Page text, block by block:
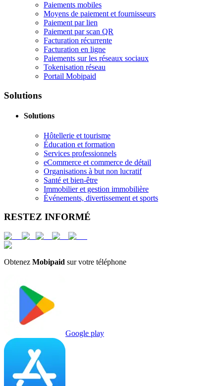
Paiements mobiles
Moyens de paiement et fournisseurs
Paiement par lien
Paiement par scan QR
Facturation récurrente
Facturation en ligne
Paiements sur les réseaux sociaux
Tokenisation réseau
Portail Mobipaid
Solutions
Solutions
Hôtellerie et tourisme
Éducation et formation
Services professionnels
eCommerce et commerce de détail
Organisations à but non lucratif
Santé et bien-être
Immobilier et gestion immobilière
Événements, divertissement et sports
RESTEZ INFORMÉ
Obtenez Mobipaid sur votre téléphone
Google play